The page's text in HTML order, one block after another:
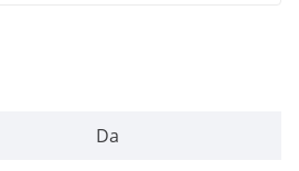
Da